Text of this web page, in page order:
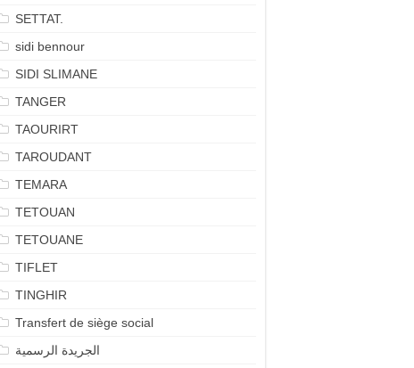
SETTAT.
sidi bennour
SIDI SLIMANE
TANGER
TAOURIRT
TAROUDANT
TEMARA
TETOUAN
TETOUANE
TIFLET
TINGHIR
Transfert de siège social
الجريدة الرسمية